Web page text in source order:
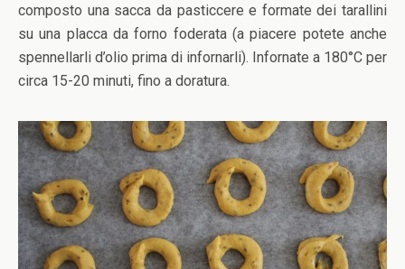
composto una sacca da pasticcere e formate dei tarallini
su una placca da forno foderata (a piacere potete anche
spennellarli d’olio prima di infornarli). Infornate a 180°C per
circa 15-20 minuti, fino a doratura.